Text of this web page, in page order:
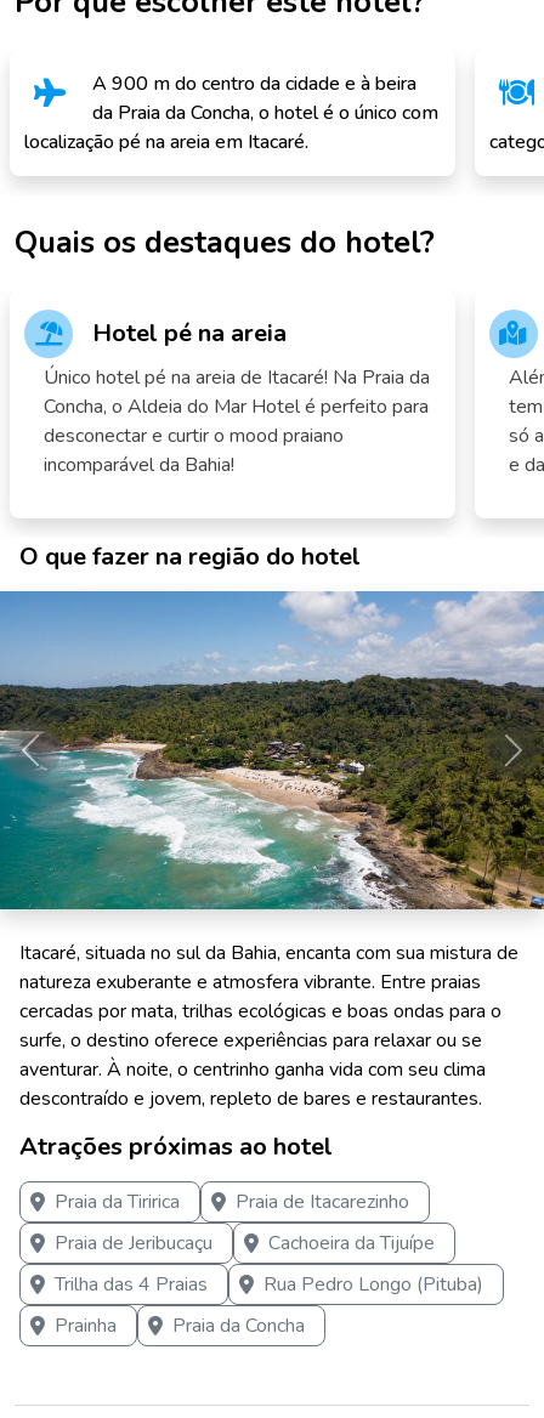
A 900 m do centro da cidade e à beira
da Praia da Concha, o hotel é o único com
localização pé na areia em Itacaré.
Quais os destaques do hotel?
Hotel pé na areia
Único hotel pé na areia de Itacaré! Na Praia da
Concha, o Aldeia do Mar Hotel é perfeito para
desconectar e curtir o mood praiano
incomparável da Bahia!
só
e
O que fazer na região do hotel
Anterior
Itacaré, situada no sul da Bahia, encanta com sua mistura de
natureza exuberante e atmosfera vibrante. Entre praias
cercadas por mata, trilhas ecológicas e boas ondas para o
surfe, o destino oferece experiências para relaxar ou se
aventurar. À noite, o centrinho ganha vida com seu clima
descontraído e jovem, repleto de bares e restaurantes.
Atrações próximas ao hotel
Praia da Tiririca
Praia de Itacarezinho
Praia de Jeribucaçu
Cachoeira da Tijuípe
Trilha das 4 Praias
Rua Pedro Longo (Pituba)
Prainha
Praia da Concha